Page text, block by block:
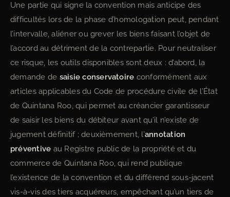
Une partie qui signe la convention mais anticipe des
difficultés lors de la phase d’homologation peut, pendant
l’intervalle, aliéner ou grever les biens faisant l’objet de
l’accord au détriment de la contrepartie. Pour neutraliser
ce risque, les outils disponibles sont deux : d’abord, la
demande de saisie conservatoire conformément aux
articles applicables du Code de procédure civile de l’État
de Quintana Roo, qui permet au créancier garantisseur
de saisir les biens du débiteur avant qu’il n’existe de
jugement définitif ; deuxièmement, l’annotation
préventive au Registre public de la propriété et du
commerce de Quintana Roo, qui rend publique
l’existence de la convention et du différend sous-jacent
vis-à-vis des tiers acquéreurs, empêchant qu’un tiers de